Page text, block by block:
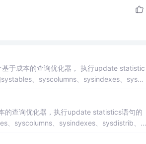
基于成本的查询优化器， 执行update statistic
、syscolumns、sysindexes、sysdis
的查询优化器，执行update statistics语句的
、syscolumns、sysindexes、sysdistrib、s